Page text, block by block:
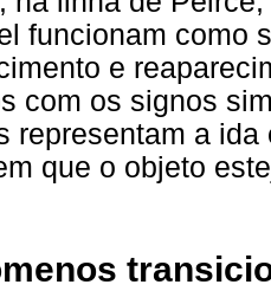
funcionam como
e
com os signos
representam a
que o objeto